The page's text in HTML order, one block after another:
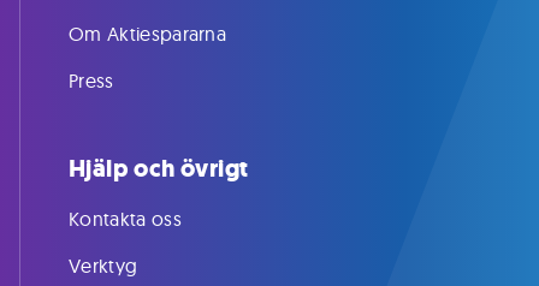
Om Aktiespararna
Press
Hjälp och övrigt
Kontakta oss
Verktyg